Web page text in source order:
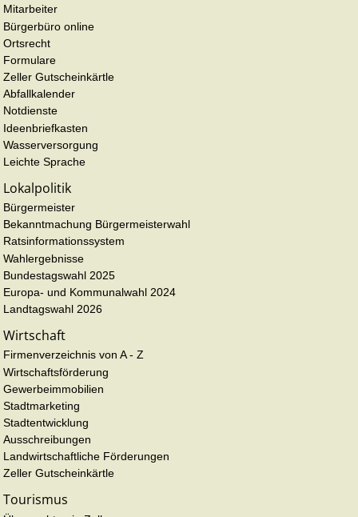
Mitarbeiter
Bürgerbüro online
Ortsrecht
Formulare
Zeller Gutscheinkärtle
Abfallkalender
Notdienste
Ideenbriefkasten
Wasserversorgung
Leichte Sprache
Lokalpolitik
Bürgermeister
Bekanntmachung Bürgermeisterwahl
Ratsinformationssystem
Wahlergebnisse
Bundestagswahl 2025
Europa- und Kommunalwahl 2024
Landtagswahl 2026
Wirtschaft
Firmenverzeichnis von A - Z
Wirtschaftsförderung
Gewerbeimmobilien
Stadtmarketing
Stadtentwicklung
Ausschreibungen
Landwirtschaftliche Förderungen
Zeller Gutscheinkärtle
Tourismus